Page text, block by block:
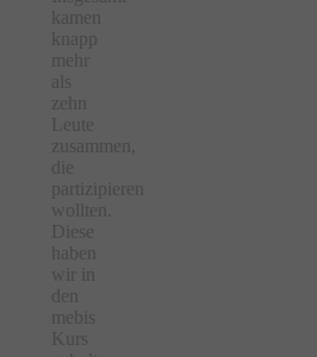
kamen
knapp
mehr
als
zehn
Leute
zusammen,
die
partizipieren
wollten.
Diese
haben
wir in
den
mebis
Kurs